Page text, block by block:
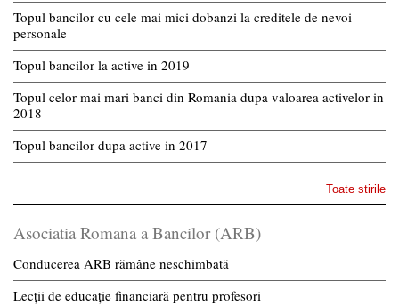
Topul bancilor cu cele mai mici dobanzi la creditele de nevoi
personale
Topul bancilor la active in 2019
Topul celor mai mari banci din Romania dupa valoarea activelor in
2018
Topul bancilor dupa active in 2017
Toate stirile
Asociatia Romana a Bancilor (ARB)
Conducerea ARB rămâne neschimbată
Lecții de educație financiară pentru profesori